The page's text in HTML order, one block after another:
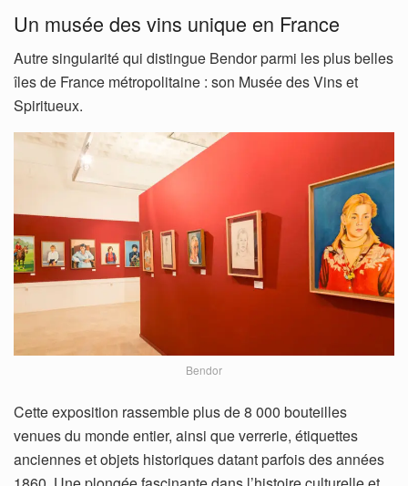
Un musée des vins unique en France
Autre singularité qui distingue Bendor parmi les plus belles
îles de France métropolitaine : son Musée des Vins et
Spiritueux.
Bendor
Cette exposition rassemble plus de 8 000 bouteilles
venues du monde entier, ainsi que verrerie, étiquettes
anciennes et objets historiques datant parfois des années